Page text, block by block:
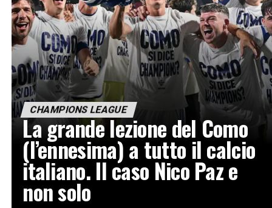
CHAMPIONS LEAGUE
La grande lezione del Como
(l’ennesima) a tutto il calcio
italiano. Il caso Nico Paz e
non solo